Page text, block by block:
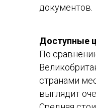
документов.
Доступные
По
странами
выглядит
Тема консультации